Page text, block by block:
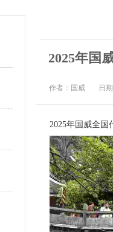
2025年国
作者：国威 日
2025年国威全国